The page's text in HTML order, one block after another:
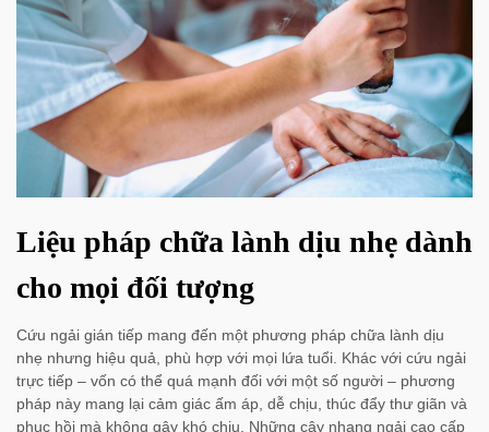
Liệu pháp chữa lành dịu nhẹ dành
cho mọi đối tượng
Cứu ngải gián tiếp mang đến một phương pháp chữa lành dịu
nhẹ nhưng hiệu quả, phù hợp với mọi lứa tuổi. Khác với cứu ngải
trực tiếp – vốn có thể quá mạnh đối với một số người – phương
pháp này mang lại cảm giác ấm áp, dễ chịu, thúc đẩy thư giãn và
phục hồi mà không gây khó chịu. Những cây nhang ngải cao cấp